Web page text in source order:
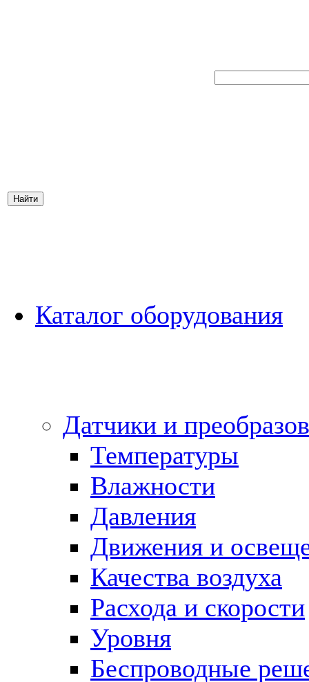
Каталог оборудования
Датчики и
Температуры
Влажности
Давления
Движения и
Качества воздуха
Расхода и скорости
Уровня
Беспроводные